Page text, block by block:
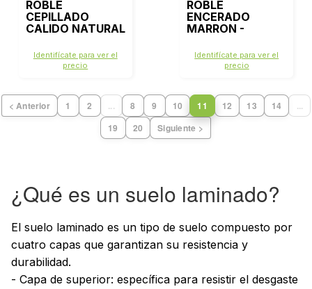
ROBLE
CEPILLADO
CALIDO NATURAL
Identifícate para ver el
precio
ROBLE
ENCERADO
MARRON -
Identifícate para ver el
precio
< Anterior 1 2 ... 8 9 10 11 12 13 14
...
19
20 Siguiente >
¿Qué es un suelo laminado?
El suelo laminado es un tipo de suelo compuesto por
cuatro capas que garantizan su resistencia y
durabilidad.
- Capa de superior: específica para resistir el desgaste